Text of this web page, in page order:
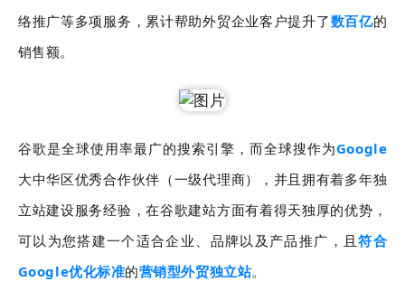
络推广等多项服务，累计帮助外贸企业客户提升了数百亿的
销售额。
谷歌是全球使用率最广的搜索引擎，而全球搜作为Google
大中华区优秀合作伙伴（一级代理商），并且拥有着多年独
立站建设服务经验，在谷歌建站方面有着得天独厚的优势，
可以为您搭建一个适合企业、品牌以及产品推广，且符合
Google优化标准的营销型外贸独立站。